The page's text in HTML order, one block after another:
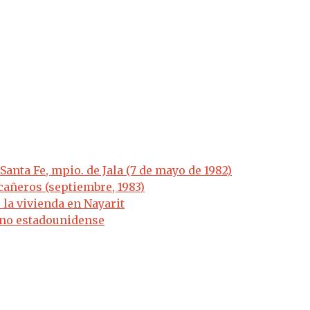
Fe, mpio. de Jala (7 de mayo de 1982)
(septiembre, 1983)
la vivienda en Nayarit
estadounidense